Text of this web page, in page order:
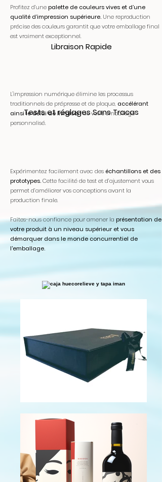
Libraison Rapide
Tests et réglages Sans Tracas
Profitez d’unepalette de couleurs vives et d’une
qualité d’impression supérieure. Une reproduction
précise des couleurs garantit que votre emballage final
est vraiment exceptionnel.
L'impression numérique élimine les processus
traditionnels de prépresse et de plaque, accélérant
ainsi le délai de livraisonde votre emballage
personnalisé.
Expérimentez facilement avec des échantillons et des
prototypes.Cette facilité de test et d’ajustement vous
permet d’améliorer vos conceptions avant la
production finale.
Faites-nous confiance pour amener la présentation de
votre produit à un niveau supérieur et vous
démarquer dans le monde concurrentiel de
l'emballage.